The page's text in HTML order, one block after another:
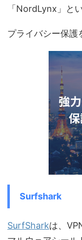
「NordLynx」と
プライバシー保護
Surfshark
SurfSharkは、